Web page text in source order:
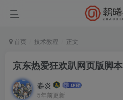
首页 技术教程 正文
京东热爱狂欢趴网页版脚本
淼炎
5年前更新